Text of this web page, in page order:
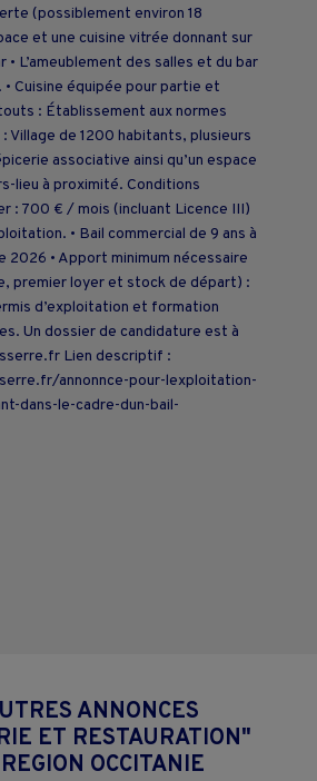
(possiblement environ 18
et une cuisine vitrée donnant sur
• L’ameublement des salles et du bar
Cuisine équipée pour partie et
: Établissement aux normes
Village de 1200 habitants, plusieurs
associative ainsi qu’un espace
lieu à proximité. Conditions
: 700 € / mois (incluant Licence III)
• Bail commercial de 9 ans à
2026 • Apport minimum nécessaire
premier loyer et stock de départ) :
d’exploitation et formation
Un dossier de candidature est à
Lien descriptif :
annonnce-pour-lexploitation-
dans-le-cadre-dun-bail-
ANNONCES
ET RESTAURATION"
OCCITANIE